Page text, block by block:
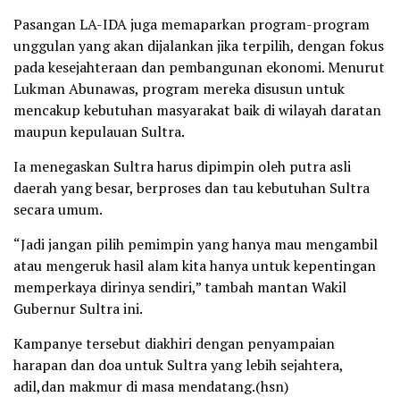
Pasangan LA-IDA juga memaparkan program-program
unggulan yang akan dijalankan jika terpilih, dengan fokus
pada kesejahteraan dan pembangunan ekonomi. Menurut
Lukman Abunawas, program mereka disusun untuk
mencakup kebutuhan masyarakat baik di wilayah daratan
maupun kepulauan Sultra.
Ia menegaskan Sultra harus dipimpin oleh putra asli
daerah yang besar, berproses dan tau kebutuhan Sultra
secara umum.
“Jadi jangan pilih pemimpin yang hanya mau mengambil
atau mengeruk hasil alam kita hanya untuk kepentingan
memperkaya dirinya sendiri,” tambah mantan Wakil
Gubernur Sultra ini.
Kampanye tersebut diakhiri dengan penyampaian
harapan dan doa untuk Sultra yang lebih sejahtera,
adil,dan makmur di masa mendatang.(hsn)